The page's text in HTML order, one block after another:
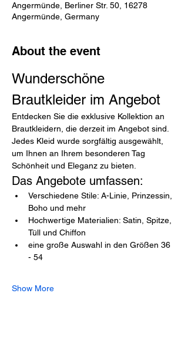
Angermünde, Berliner Str. 50, 16278
Angermünde, Germany
About the event
Wunderschöne
Brautkleider im Angebot
Entdecken Sie die exklusive Kollektion an
Brautkleidern, die derzeit im Angebot sind.
Jedes Kleid wurde sorgfältig ausgewählt,
um Ihnen an Ihrem besonderen Tag
Schönheit und Eleganz zu bieten.
Das Angebote umfassen:
Verschiedene Stile: A-Linie, Prinzessin,
Boho und mehr
Hochwertige Materialien: Satin, Spitze,
Tüll und Chiffon
eine große Auswahl in den Größen 36
- 54
Show More